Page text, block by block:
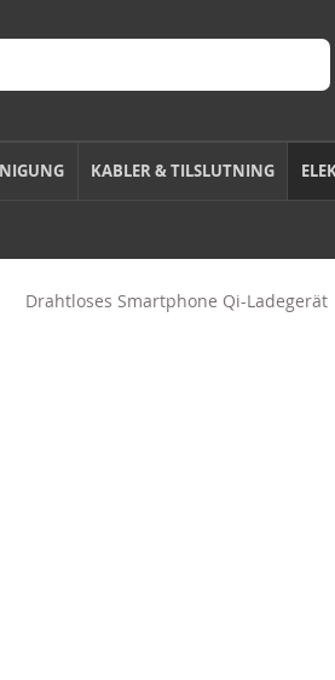
KABLER & TILSLUTNING
Drahtloses Smartphone Qi-Ladegerät